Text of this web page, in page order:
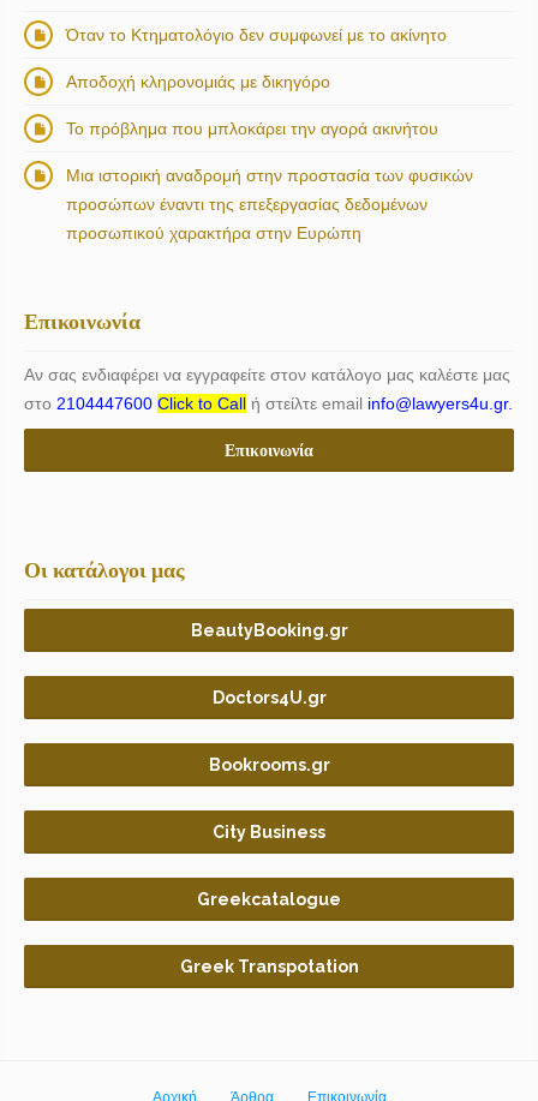
Όταν το Κτηματολόγιο δεν συμφωνεί με το ακίνητο
Αποδοχή κληρονομιάς με δικηγόρο
Το πρόβλημα που μπλοκάρει την αγορά ακινήτου
Μια ιστορική αναδρομή στην προστασία των φυσικών
προσώπων έναντι της επεξεργασίας δεδομένων
προσωπικού χαρακτήρα στην Ευρώπη
Επικοινωνία
Αν σας ενδιαφέρει να εγγραφείτε στον κατάλογο μας καλέστε μας
στο 2104447600 Click to Call ή στείλτε email info@lawyers4u.gr.
Επικοινωνία
Οι κατάλογοι μας
BeautyBooking.gr
Doctors4U.gr
Bookrooms.gr
City Business
Greekcatalogue
Greek Transpotation
Αρχική Άρθρα Επικοινωνία